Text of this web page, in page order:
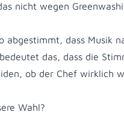
nicht wegen
abgestimmt, dass Musik
das, dass die
ob der Chef wirklich
Wahl?